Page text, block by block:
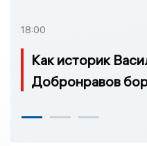
18:00
Как историк
Добронравов